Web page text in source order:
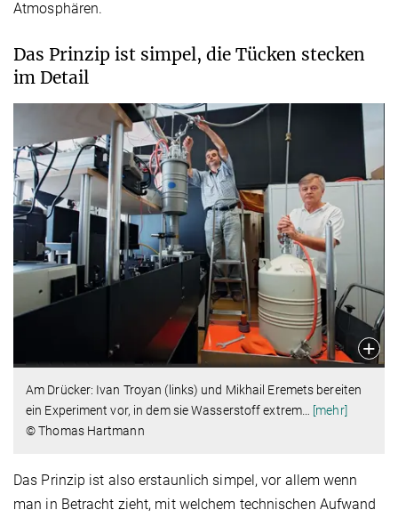
Atmosphären.
Das Prinzip ist simpel, die Tücken stecken
im Detail
Am Drücker: Ivan Troyan (links) und Mikhail Eremets bereiten
ein Experiment vor, in dem sie Wasserstoff extrem…
[mehr]
© Thomas Hartmann
Das Prinzip ist also erstaunlich simpel, vor allem wenn
man in Betracht zieht, mit welchem technischen Aufwand